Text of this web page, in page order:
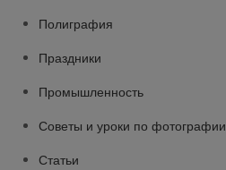
Полиграфия
Праздники
Промышленность
Советы и уроки по фотографии
Статьи